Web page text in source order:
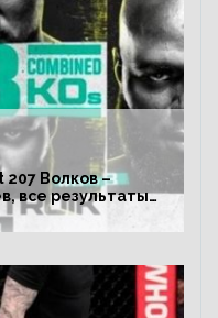
207 Волков –
все результаты